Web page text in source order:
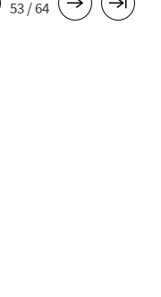
53 / 64